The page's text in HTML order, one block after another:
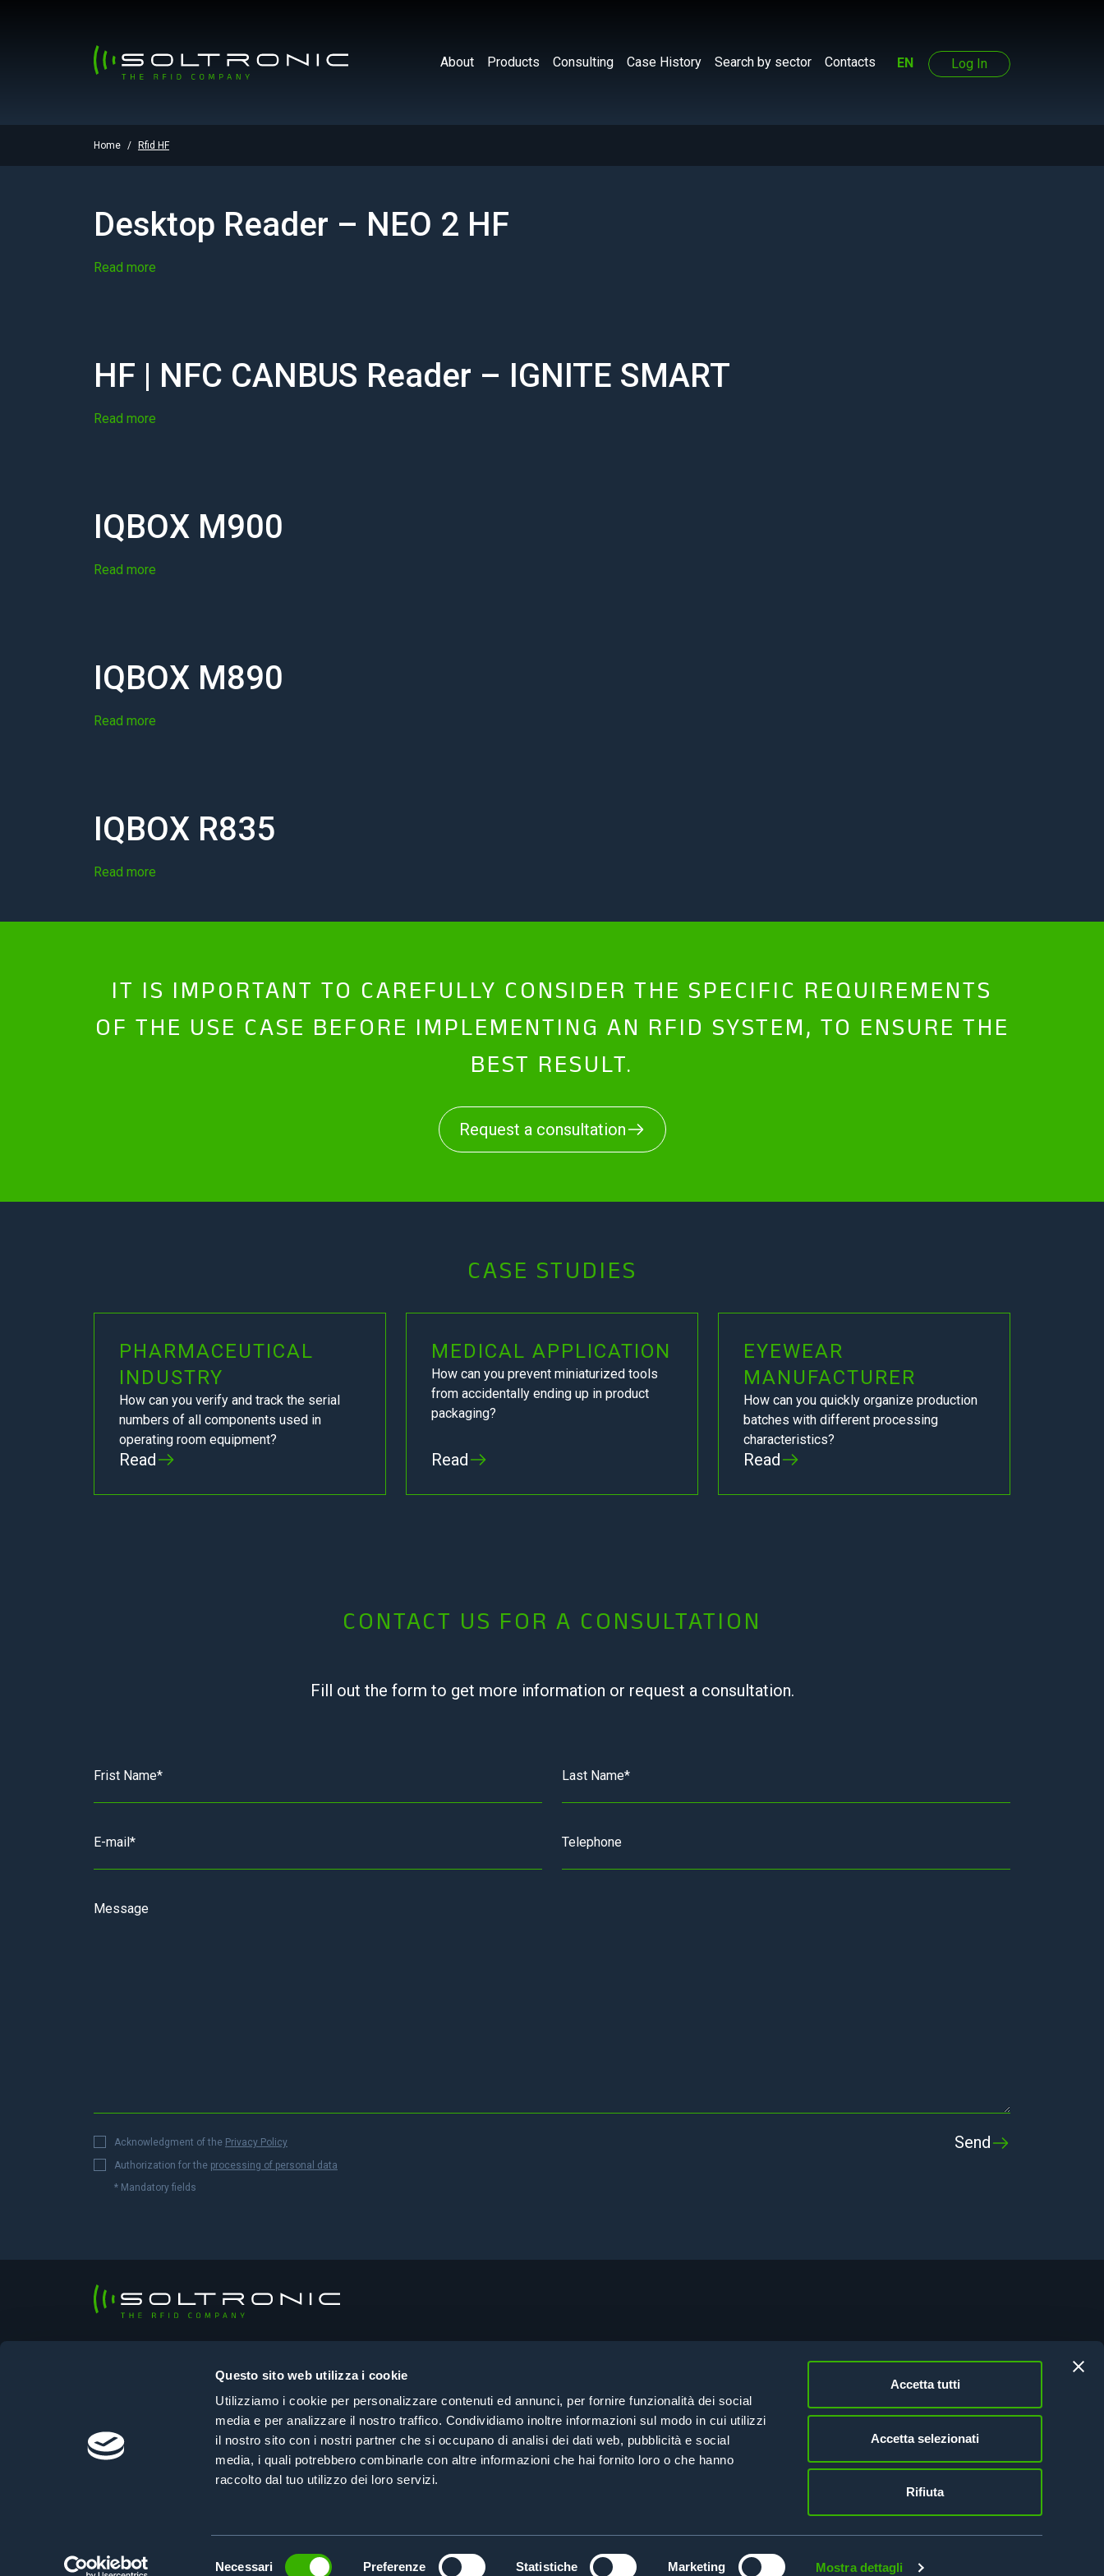
Questo sito web utilizza i cookie
Utilizziamo i cookie per personalizzare contenuti ed annunci, per fornire funzionalità dei social
media e per analizzare il nostro traffico. Condividiamo inoltre informazioni sul modo in cui utilizzi
il nostro sito con i nostri partner che si occupano di analisi dei dati web, pubblicità e social
media, i quali potrebbero combinarle con altre informazioni che hai fornito loro o che hanno
raccolto dal tuo utilizzo dei loro servizi.
Necessari Preferenze Statistiche Marketing Mostra dettagli
Accetta tutti
Accetta selezionati
Rifiuta
About Products Consulting Case History Search by sector Contacts EN Log In
Home Rfid HF
Desktop Reader – NEO 2 HF
Read more
HF | NFC CANBUS Reader – IGNITE SMART
Read more
IQBOX M900
Read more
IQBOX M890
Read more
IQBOX R835
Read more
IT IS IMPORTANT TO CAREFULLY CONSIDER THE SPECIFIC REQUIREMENTS
OF THE USE CASE BEFORE IMPLEMENTING AN RFID SYSTEM, TO ENSURE THE
BEST RESULT.
Request a consultation
CASE STUDIES
PHARMACEUTICAL
INDUSTRY
How can you verify and track the serial
numbers of all components used in
operating room equipment?
Read
MEDICAL APPLICATION
How can you prevent miniaturized tools
from accidentally ending up in product
packaging?
Read
EYEWEAR
MANUFACTURER
How can you quickly organize production
batches with different processing
characteristics?
Read
CONTACT US FOR A CONSULTATION
Fill out the form to get more information or request a consultation.
Acknowledgment of the Privacy Policy
Authorization for the processing of personal data
* Mandatory fields
Via Selvuzzis, 45/2 – 33100 Udine (UD)
+39 0432 610108
Products